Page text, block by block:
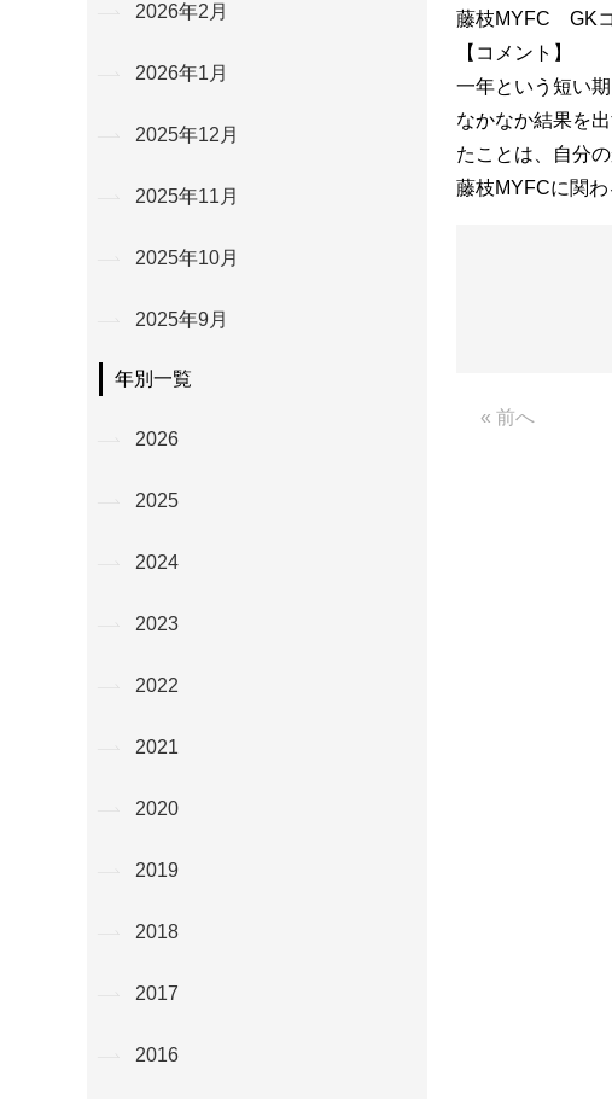
藤枝MYFC GK
【コメント】
一年という短い
なかなか結果を
たことは、自分
藤枝MYFCに関
« 前へ
2026年2月
2026年1月
2025年12月
2025年11月
2025年10月
2025年9月
年別一覧
2026
2025
2024
2023
2022
2021
2020
2019
2018
2017
2016